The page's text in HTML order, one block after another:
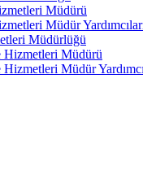
Müdürü
Müdür
Müdürlüğü
Hizmetleri Müdürü
Müdür